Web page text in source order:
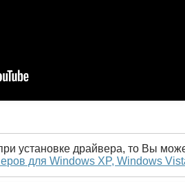
установке драйвера, то Вы
для Windows XP, Windows